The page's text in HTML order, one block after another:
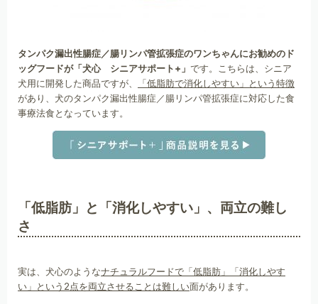
タンパク漏出性腸症／腸リンパ管拡張症のワンちゃんにお勧めのド
ッグフードが「犬心 シニアサポート+」 です。こちらは、シニア
犬用に開発した商品ですが、
「低脂肪で消化しやすい」という特徴
があり、犬のタンパク漏出性腸症／腸リンパ管拡張症に対応した食
事療法食となっています。
「低脂肪」と「消化しやすい」、両立の難し
さ
実は、犬心のようなナチュラルフードで「低脂肪」「消化しやす
い」という2点を両立させることは難しい面があります。